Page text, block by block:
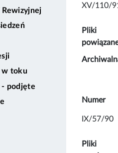
Rewizyjnej
w toku
- podjęte
XV/110/
Pliki
Numer
IX/57/90
Pliki